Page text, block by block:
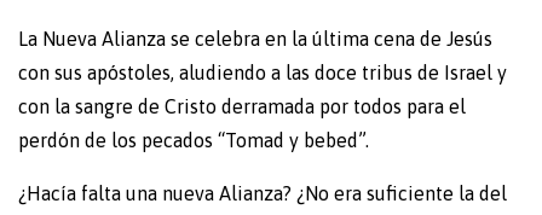
La Nueva Alianza se celebra en la última cena de Jesús
con sus apóstoles, aludiendo a las doce tribus de Israel y
con la sangre de Cristo derramada por todos para el
perdón de los pecados “Tomad y bebed”.
¿Hacía falta una nueva Alianza? ¿No era suficiente la del